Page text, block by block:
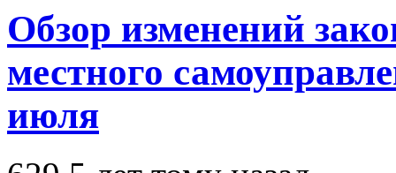
Обзор изменений
местного
июля